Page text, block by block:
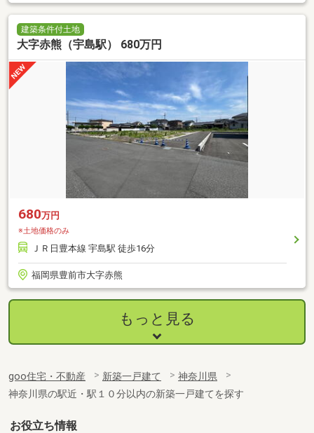
建築条件付土地
大字赤熊（宇島駅） 680万円
680万円
※土地価格のみ
ＪＲ日豊本線 宇島駅 徒歩16分
福岡県豊前市大字赤熊
もっと見る
goo住宅・不動産 新築一戸建て
神奈川県
神奈川県の駅近・駅１０分以内の新築一戸建てを探す
お役立ち情報